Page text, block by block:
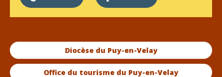
Diocèse du Puy-en-Velay
Office du tourisme du Puy-en-Velay